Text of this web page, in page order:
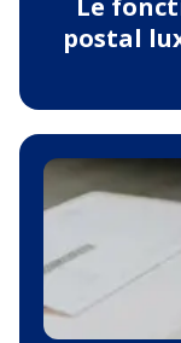
postal